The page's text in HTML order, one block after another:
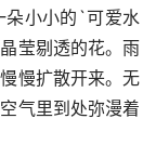
朵小小的`可爱水
莹剔透的花。雨
慢扩散开来。无
气里到处弥漫着